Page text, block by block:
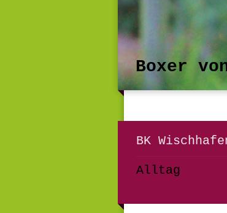
Boxer
BK
Alltag